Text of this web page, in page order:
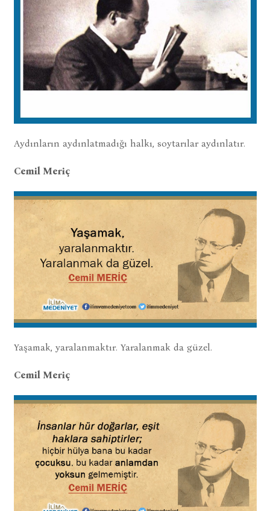
Aydınların aydınlatmadığı halkı, soytarılar aydınlatır.
Cemil Meriç
Yaşamak, yaralanmaktır. Yaralanmak da güzel.
Cemil Meriç